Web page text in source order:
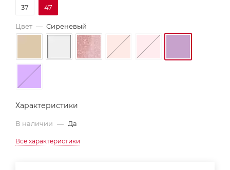
37
47
Цвет — Сиреневый
Характеристики
В наличии — Да
Все характеристики